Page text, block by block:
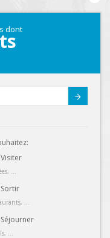
dont
Visiter
...
Sortir
...
Séjourner
...